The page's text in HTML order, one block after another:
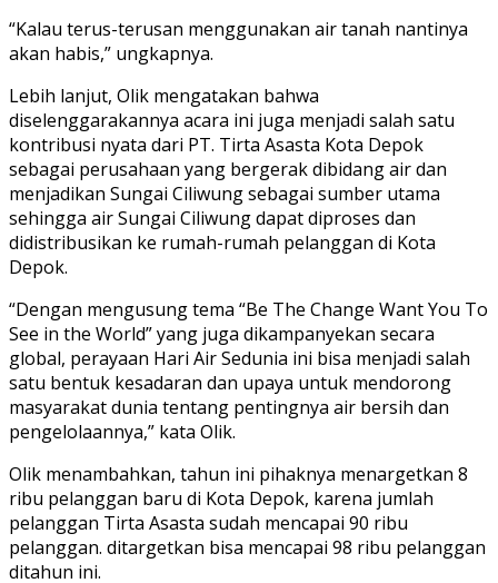
“Kalau terus-terusan menggunakan air tanah nantinya
akan habis,” ungkapnya.
Lebih lanjut, Olik mengatakan bahwa
diselenggarakannya acara ini juga menjadi salah satu
kontribusi nyata dari PT. Tirta Asasta Kota Depok
sebagai perusahaan yang bergerak dibidang air dan
menjadikan Sungai Ciliwung sebagai sumber utama
sehingga air Sungai Ciliwung dapat diproses dan
didistribusikan ke rumah-rumah pelanggan di Kota
Depok.
“Dengan mengusung tema “Be The Change Want You To
See in the World” yang juga dikampanyekan secara
global, perayaan Hari Air Sedunia ini bisa menjadi salah
satu bentuk kesadaran dan upaya untuk mendorong
masyarakat dunia tentang pentingnya air bersih dan
pengelolaannya,” kata Olik.
Olik menambahkan, tahun ini pihaknya menargetkan 8
ribu pelanggan baru di Kota Depok, karena jumlah
pelanggan Tirta Asasta sudah mencapai 90 ribu
pelanggan. ditargetkan bisa mencapai 98 ribu pelanggan
ditahun ini.